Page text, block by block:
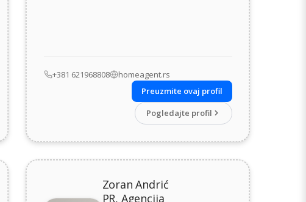
+381 621968808
homeagent.rs
Preuzmite ovaj profil
Pogledajte profil
Zoran Andrić
PR, Agencija